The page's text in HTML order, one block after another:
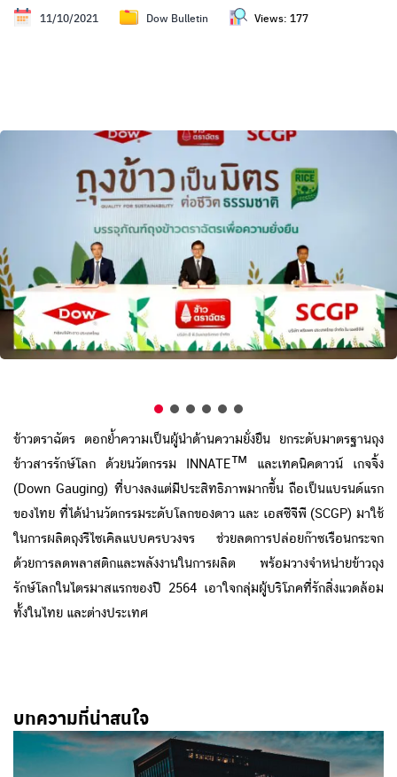
11/10/2021 Dow Bulletin Views: 177
ข้าวตราฉัตร ตอกย้ำความเป็นผู้นำด้านความยั่งยืน ยกระดับมาตรฐานถุง
ข้าวสารรักษ์โลก ด้วยนวัตกรรม INNATE™ และเทคนิคดาวน์ เกจจิ้ง
(Down Gauging) ที่บางลงแต่มีประสิทธิภาพมากขึ้น ถือเป็นแบรนด์แรก
ของไทย ที่ได้นำนวัตกรรมระดับโลกของดาว และ เอสซีจีพี (SCGP) มาใช้
ในการผลิตถุงรีไซเคิลแบบครบวงจร ช่วยลดการปล่อยก๊าซเรือนกระจก
ด้วยการลดพลาสติกและพลังงานในการผลิต พร้อมวางจำหน่ายข้าวถุง
รักษ์โลกในไตรมาสแรกของปี 2564 เอาใจกลุ่มผู้บริโภคที่รักสิ่งแวดล้อม
ทั้งในไทย และต่างประเทศ
บทความที่น่าสนใจ